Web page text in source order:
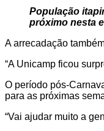
População
próximo nesta
A arrecadação
“A Unicamp ficou
O período pós-
para as próximas
“Vai ajudar muito a